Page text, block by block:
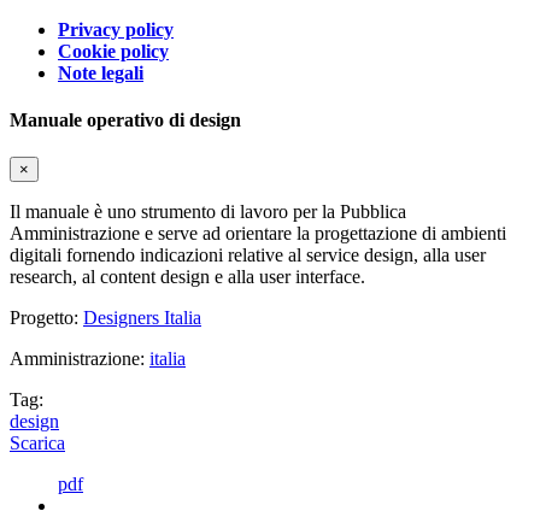
Privacy policy
Cookie policy
Note legali
Manuale operativo di design
×
Il manuale è uno strumento di lavoro per la Pubblica
Amministrazione e serve ad orientare la progettazione di ambienti
digitali fornendo indicazioni relative al service design, alla user
research, al content design e alla user interface.
Progetto: Designers Italia
Amministrazione: italia
Tag:
design
Scarica
pdf